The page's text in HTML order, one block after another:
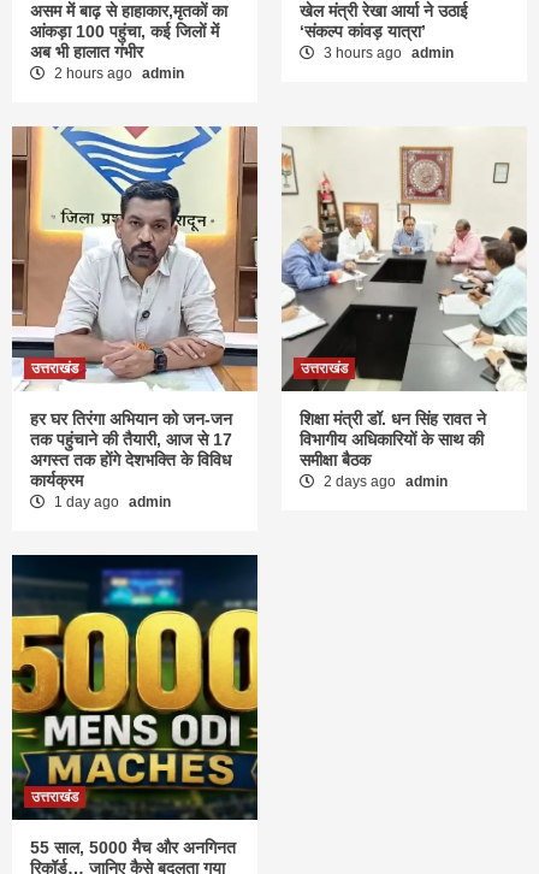
असम में बाढ़ से हाहाकार,मृतकों का
आंकड़ा 100 पहुंचा, कई जिलों में
अब भी हालात गंभीर
2 hours ago admin
खेल मंत्री रेखा आर्या ने उठाई
‘संकल्प कांवड़ यात्रा’
3 hours ago admin
उत्तराखंड
हर घर तिरंगा अभियान को जन-जन
तक पहुंचाने की तैयारी, आज से 17
अगस्त तक होंगे देशभक्ति के विविध
कार्यक्रम
1 day ago admin
उत्तराखंड
शिक्षा मंत्री डॉ. धन सिंह रावत ने
विभागीय अधिकारियों के साथ की
समीक्षा बैठक
2 days ago admin
उत्तराखंड
55 साल, 5000 मैच और अनगिनत
रिकॉर्ड… जानिए कैसे बदलता गया